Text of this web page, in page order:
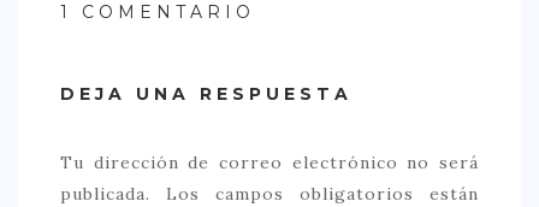
1 COMENTARIO
DEJA UNA RESPUESTA
Tu dirección de correo electrónico no será
publicada.
Los campos obligatorios están